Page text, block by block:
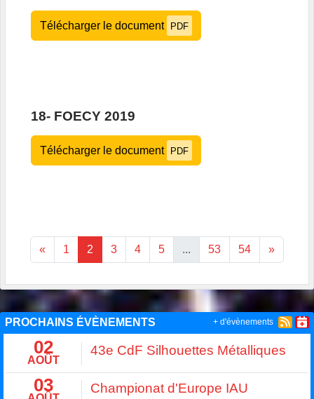
Télécharger le document PDF
18- FOECY 2019
Télécharger le document PDF
« 1 2 3 4 5 ... 53 54 »
PROCHAINS ÉVÈNEMENTS
02
AOÛT
43e CdF Silhouettes Métalliques
03
Championat d'Europe IAU
+ d'évènements